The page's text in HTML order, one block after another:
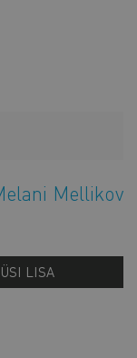
Mellikov
LISA